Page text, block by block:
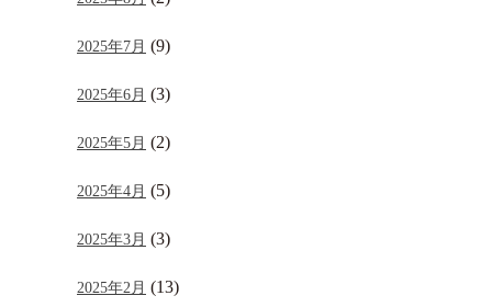
2025年7月 (9)
2025年6月 (3)
2025年5月 (2)
2025年4月 (5)
2025年3月 (3)
2025年2月 (13)